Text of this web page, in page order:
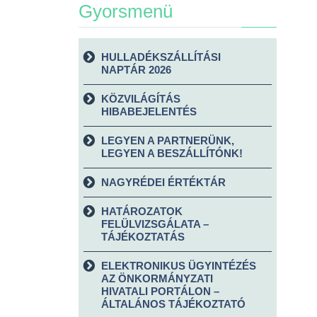
Gyorsmenü
HULLADÉKSZÁLLÍTÁSI
NAPTÁR 2026
KÖZVILÁGÍTÁS
HIBABEJELENTÉS
LEGYEN A PARTNERÜNK,
LEGYEN A BESZÁLLÍTÓNK!
NAGYRÉDEI ÉRTÉKTÁR
HATÁROZATOK
FELÜLVIZSGÁLATA –
TÁJÉKOZTATÁS
ELEKTRONIKUS ÜGYINTÉZÉS
AZ ÖNKORMÁNYZATI
HIVATALI PORTÁLON –
ÁLTALÁNOS TÁJÉKOZTATÓ